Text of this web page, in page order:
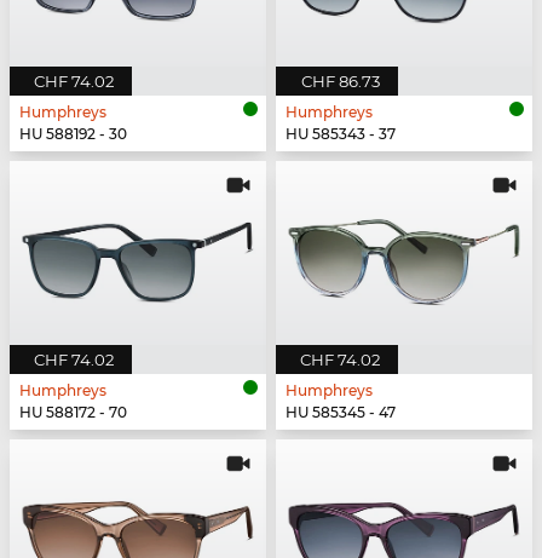
CHF 74.02
Humphreys
HU 588192 - 30
CHF 86.73
Humphreys
HU 585343 - 37
CHF 74.02
Humphreys
HU 588172 - 70
CHF 74.02
Humphreys
HU 585345 - 47